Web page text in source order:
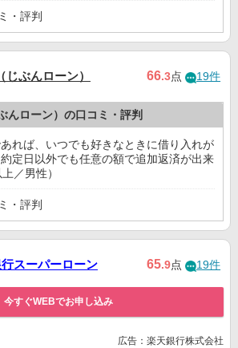
・評判
ぶんローン） 66.3点 19件
んローン）の口コミ・評判
れば、いつでも好きなときに借り入れが
定日以外でも任意の額で追加返済が出来
／男性）
・評判
スーパーローン 65.9点 19件
今すぐWEBでお申し込み
広告：楽天銀行株式会社